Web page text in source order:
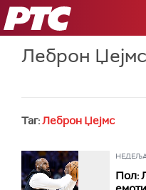
РТС
Леброн Џејмс
Таг:Леброн Џејмс
НЕДЕЉА,
Пол: